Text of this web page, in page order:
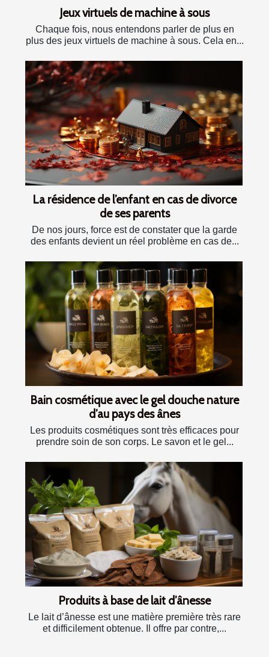
Jeux virtuels de machine à sous
Chaque fois, nous entendons parler de plus en
plus des jeux virtuels de machine à sous. Cela en...
La résidence de l’enfant en cas de divorce
de ses parents
De nos jours, force est de constater que la garde
des enfants devient un réel problème en cas de...
Bain cosmétique avec le gel douche nature
d’au pays des ânes
Les produits cosmétiques sont très efficaces pour
prendre soin de son corps. Le savon et le gel...
Produits à base de lait d’ânesse
Le lait d’ânesse est une matière première très rare
et difficilement obtenue. Il offre par contre,...